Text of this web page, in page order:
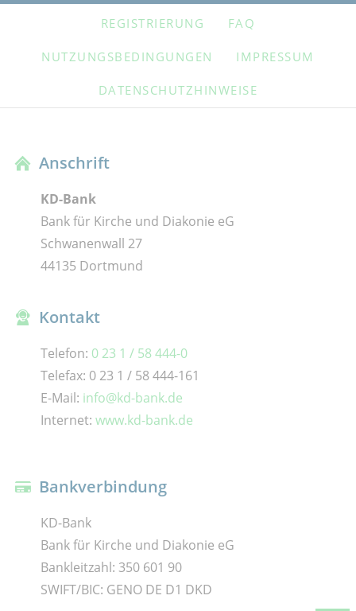
NAVIGATION
REGISTRIERUNG FAQ
NUTZUNGSBEDINGUNGEN IMPRESSUM
DATENSCHUTZHINWEISE
Anschrift
KD-Bank
Bank für Kirche und Diakonie eG
Schwanenwall 27
44135 Dortmund
Kontakt
Telefon: 0 23 1 / 58 444-0
Telefax: 0 23 1 / 58 444-161
E-Mail: info@kd-bank.de
Internet: www.kd-bank.de
Bankverbindung
KD-Bank
Bank für Kirche und Diakonie eG
Bankleitzahl: 350 601 90
SWIFT/BIC: GENO DE D1 DKD